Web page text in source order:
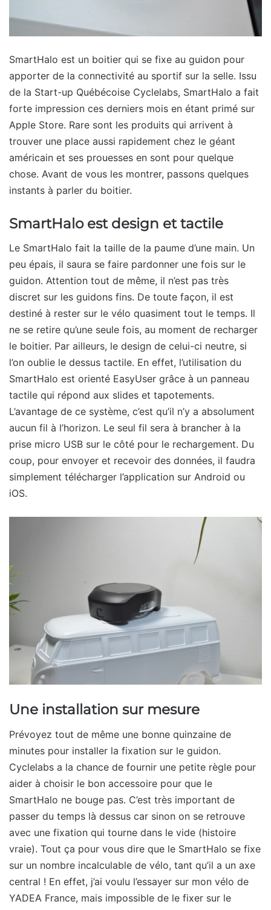
SmartHalo est un boitier qui se fixe au guidon pour
apporter de la connectivité au sportif sur la selle. Issu
de la Start-up Québécoise Cyclelabs, SmartHalo a fait
forte impression ces derniers mois en étant primé sur
Apple Store. Rare sont les produits qui arrivent à
trouver une place aussi rapidement chez le géant
américain et ses prouesses en sont pour quelque
chose. Avant de vous les montrer, passons quelques
instants à parler du boitier.
SmartHalo est design et tactile
Le SmartHalo fait la taille de la paume d’une main. Un
peu épais, il saura se faire pardonner une fois sur le
guidon. Attention tout de même, il n’est pas très
discret sur les guidons fins. De toute façon, il est
destiné à rester sur le vélo quasiment tout le temps. Il
ne se retire qu’une seule fois, au moment de recharger
le boitier. Par ailleurs, le design de celui-ci neutre, si
l’on oublie le dessus tactile. En effet, l’utilisation du
SmartHalo est orienté EasyUser grâce à un panneau
tactile qui répond aux slides et tapotements.
L’avantage de ce système, c’est qu’il n’y a absolument
aucun fil à l’horizon. Le seul fil sera à brancher à la
prise micro USB sur le côté pour le rechargement. Du
coup, pour envoyer et recevoir des données, il faudra
simplement télécharger l’application sur Android ou
iOS.
Une installation sur mesure
Prévoyez tout de même une bonne quinzaine de
minutes pour installer la fixation sur le guidon.
Cyclelabs a la chance de fournir une petite règle pour
aider à choisir le bon accessoire pour que le
SmartHalo ne bouge pas. C’est très important de
passer du temps là dessus car sinon on se retrouve
avec une fixation qui tourne dans le vide (histoire
vraie). Tout ça pour vous dire que le SmartHalo se fixe
sur un nombre incalculable de vélo, tant qu’il a un axe
central ! En effet, j’ai voulu l’essayer sur mon vélo de
YADEA France, mais impossible de le fixer sur le